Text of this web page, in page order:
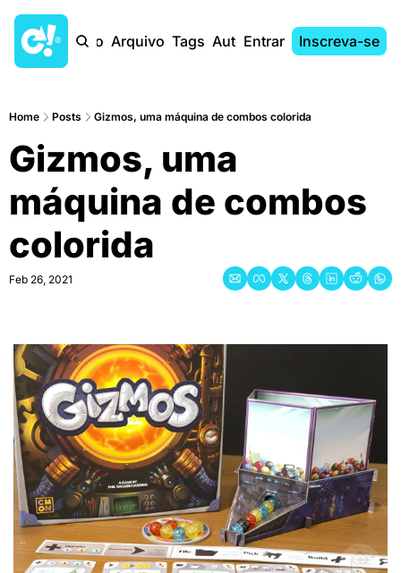
Início Arquivo Tags AutoresEntrar Inscreva-se
Home Posts Gizmos, uma máquina de combos colorida
Gizmos, uma
máquina de combos
colorida
Feb 26, 2021